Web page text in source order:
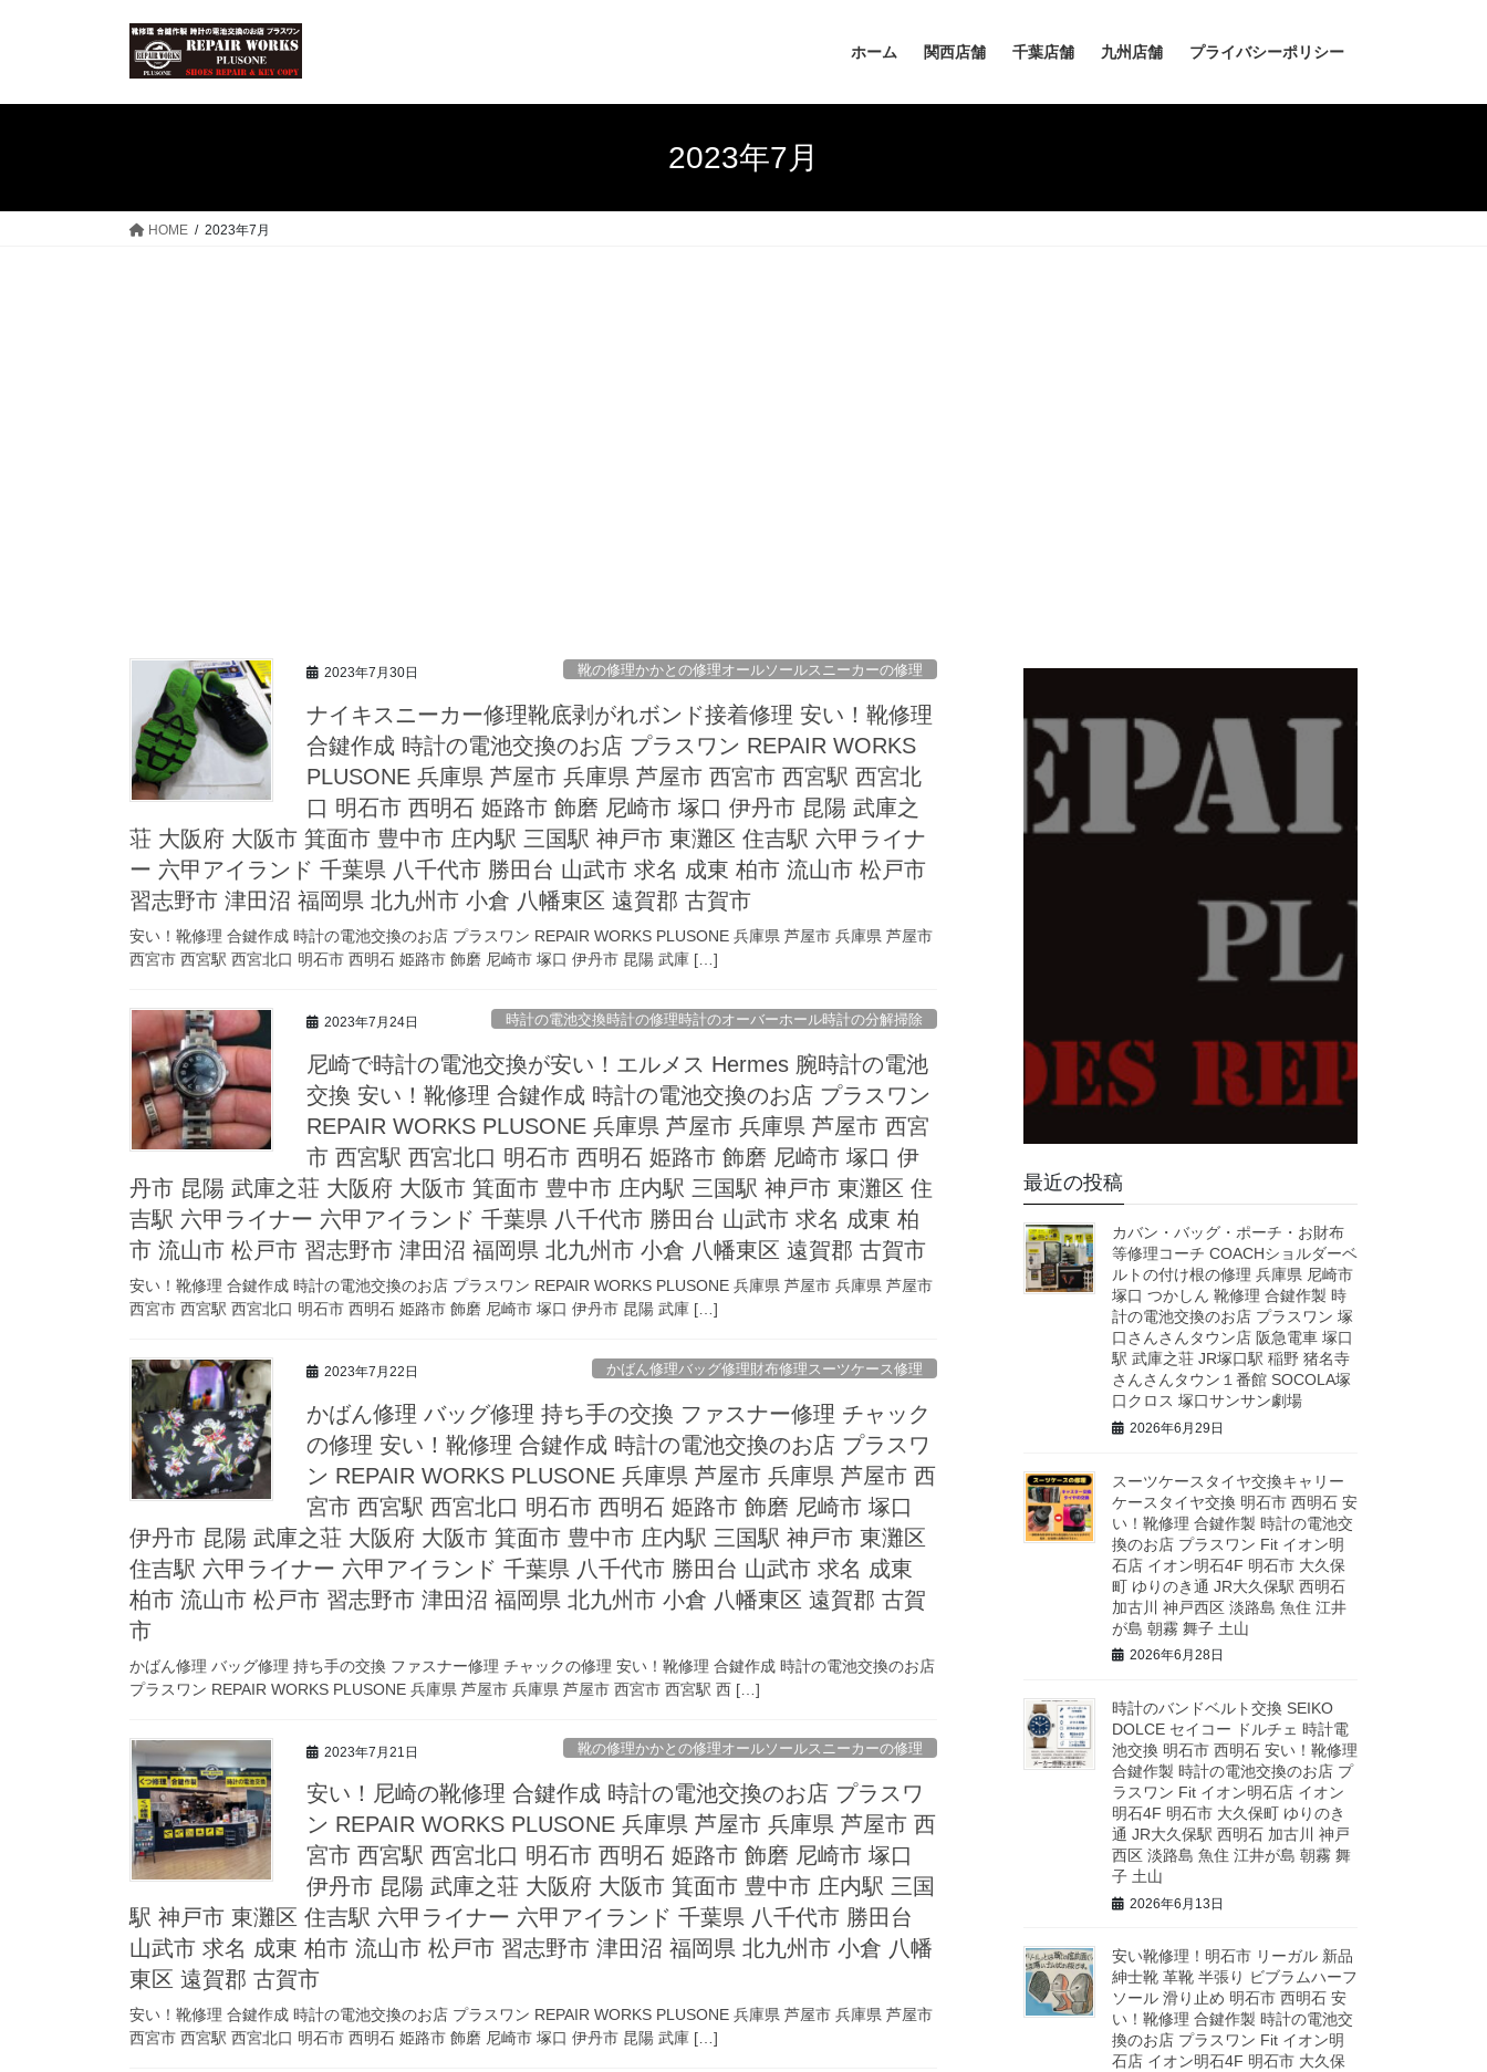
ホーム 関西店舗 千葉店舗 九州店舗 プライバシーポリシー
2023年7月
HOME 2023年7月
2023年7月30日 靴の修理かかとの修理オールソールスニーカーの修理
ナイキスニーカー修理靴底剥がれボンド接着修理 安い！靴修理
合鍵作成 時計の電池交換のお店 プラスワン REPAIR WORKS
PLUSONE 兵庫県 芦屋市 兵庫県 芦屋市 西宮市 西宮駅 西宮北
口 明石市 西明石 姫路市 飾磨 尼崎市 塚口 伊丹市 昆陽 武庫之
荘 大阪府 大阪市 箕面市 豊中市 庄内駅 三国駅 神戸市 東灘区 住吉駅 六甲ライナ
ー 六甲アイランド 千葉県 八千代市 勝田台 山武市 求名 成東 柏市 流山市 松戸市
習志野市 津田沼 福岡県 北九州市 小倉 八幡東区 遠賀郡 古賀市
安い！靴修理 合鍵作成 時計の電池交換のお店 プラスワン REPAIR WORKS PLUSONE 兵庫県 芦屋市 兵庫県 芦屋市
西宮市 西宮駅 西宮北口 明石市 西明石 姫路市 飾磨 尼崎市 塚口 伊丹市 昆陽 武庫 […]
2023年7月24日 時計の電池交換時計の修理時計のオーバーホール時計の分解掃除
尼崎で時計の電池交換が安い！エルメス Hermes 腕時計の電池
交換 安い！靴修理 合鍵作成 時計の電池交換のお店 プラスワン
REPAIR WORKS PLUSONE 兵庫県 芦屋市 兵庫県 芦屋市 西宮
市 西宮駅 西宮北口 明石市 西明石 姫路市 飾磨 尼崎市 塚口 伊
丹市 昆陽 武庫之荘 大阪府 大阪市 箕面市 豊中市 庄内駅 三国駅 神戸市 東灘区 住
吉駅 六甲ライナー 六甲アイランド 千葉県 八千代市 勝田台 山武市 求名 成東 柏
市 流山市 松戸市 習志野市 津田沼 福岡県 北九州市 小倉 八幡東区 遠賀郡 古賀市
安い！靴修理 合鍵作成 時計の電池交換のお店 プラスワン REPAIR WORKS PLUSONE 兵庫県 芦屋市 兵庫県 芦屋市
西宮市 西宮駅 西宮北口 明石市 西明石 姫路市 飾磨 尼崎市 塚口 伊丹市 昆陽 武庫 […]
2023年7月22日 かばん修理バッグ修理財布修理スーツケース修理
かばん修理 バッグ修理 持ち手の交換 ファスナー修理 チャック
の修理 安い！靴修理 合鍵作成 時計の電池交換のお店 プラスワ
ン REPAIR WORKS PLUSONE 兵庫県 芦屋市 兵庫県 芦屋市 西
宮市 西宮駅 西宮北口 明石市 西明石 姫路市 飾磨 尼崎市 塚口
伊丹市 昆陽 武庫之荘 大阪府 大阪市 箕面市 豊中市 庄内駅 三国駅 神戸市 東灘区
住吉駅 六甲ライナー 六甲アイランド 千葉県 八千代市 勝田台 山武市 求名 成東
柏市 流山市 松戸市 習志野市 津田沼 福岡県 北九州市 小倉 八幡東区 遠賀郡 古賀
市
かばん修理 バッグ修理 持ち手の交換 ファスナー修理 チャックの修理 安い！靴修理 合鍵作成 時計の電池交換のお店
プラスワン REPAIR WORKS PLUSONE 兵庫県 芦屋市 兵庫県 芦屋市 西宮市 西宮駅 西 […]
2023年7月21日 靴の修理かかとの修理オールソールスニーカーの修理
安い！尼崎の靴修理 合鍵作成 時計の電池交換のお店 プラスワ
ン REPAIR WORKS PLUSONE 兵庫県 芦屋市 兵庫県 芦屋市 西
宮市 西宮駅 西宮北口 明石市 西明石 姫路市 飾磨 尼崎市 塚口
伊丹市 昆陽 武庫之荘 大阪府 大阪市 箕面市 豊中市 庄内駅 三国
駅 神戸市 東灘区 住吉駅 六甲ライナー 六甲アイランド 千葉県 八千代市 勝田台
山武市 求名 成東 柏市 流山市 松戸市 習志野市 津田沼 福岡県 北九州市 小倉 八幡
東区 遠賀郡 古賀市
安い！靴修理 合鍵作成 時計の電池交換のお店 プラスワン REPAIR WORKS PLUSONE 兵庫県 芦屋市 兵庫県 芦屋市
西宮市 西宮駅 西宮北口 明石市 西明石 姫路市 飾磨 尼崎市 塚口 伊丹市 昆陽 武庫 […]
最近の投稿
カバン・バッグ・ポーチ・お財布
等修理コーチ COACHショルダーベ
ルトの付け根の修理 兵庫県 尼崎市
塚口 つかしん 靴修理 合鍵作製 時
計の電池交換のお店 プラスワン 塚
口さんさんタウン店 阪急電車 塚口
駅 武庫之荘 JR塚口駅 稲野 猪名寺
さんさんタウン１番館 SOCOLA塚
口クロス 塚口サンサン劇場
2026年6月29日
スーツケースタイヤ交換キャリー
ケースタイヤ交換 明石市 西明石 安
い！靴修理 合鍵作製 時計の電池交
換のお店 プラスワン Fit イオン明
石店 イオン明石4F 明石市 大久保
町 ゆりのき通 JR大久保駅 西明石
加古川 神戸西区 淡路島 魚住 江井
が島 朝霧 舞子 土山
2026年6月28日
時計のバンドベルト交換 SEIKO
DOLCE セイコー ドルチェ 時計電
池交換 明石市 西明石 安い！靴修理
合鍵作製 時計の電池交換のお店 プ
ラスワン Fit イオン明石店 イオン
明石4F 明石市 大久保町 ゆりのき
通 JR大久保駅 西明石 加古川 神戸
西区 淡路島 魚住 江井が島 朝霧 舞
子 土山
2026年6月13日
安い靴修理！明石市 リーガル 新品
紳士靴 革靴 半張り ビブラムハーフ
ソール 滑り止め 明石市 西明石 安
い！靴修理 合鍵作製 時計の電池交
換のお店 プラスワン Fit イオン明
石店 イオン明石4F 明石市 大久保